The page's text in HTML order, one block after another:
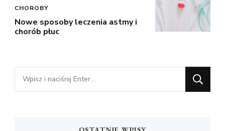
CHOROBY
Nowe sposoby leczenia astmy i
chorób płuc
Szukasz
czegoś?